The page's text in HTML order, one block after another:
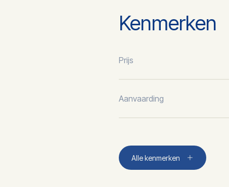
Kenmerken
Prijs
Aanvaarding
Alle kenmerken